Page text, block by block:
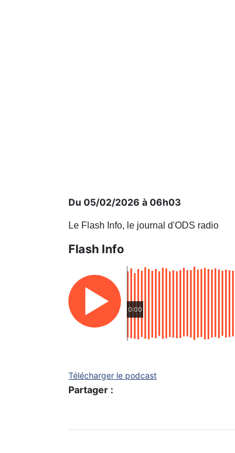
Du 05/02/2026 à 06h03
Le Flash Info, le journal d'ODS radio
Flash Info
0:00
Télécharger le podcast
Partager :